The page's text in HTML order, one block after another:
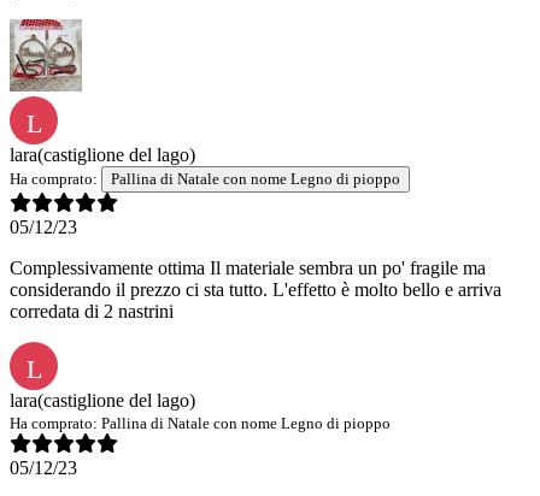
L
lara(castiglione del lago)
Ha comprato: Pallina di Natale con nome Legno di pioppo
05/12/23
Complessivamente ottima Il materiale sembra un po' fragile ma
considerando il prezzo ci sta tutto. L'effetto è molto bello e arriva
corredata di 2 nastrini
L
lara(castiglione del lago)
Ha comprato: Pallina di Natale con nome Legno di pioppo
05/12/23